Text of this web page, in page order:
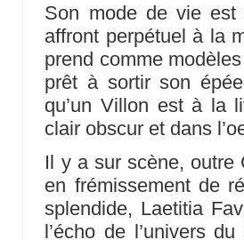
Son mode de vie
affront perpétuel à la
prend comme
prêt à sortir son
qu’un Villon est à la
clair obscur et dans
Il y a sur scène, outre
en frémissement de
splendide, Laetitia
l’écho de l’univers